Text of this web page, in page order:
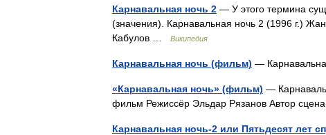
Карнавальная ночь 2 — У этого термина
(значения). Карнавальная ночь 2 (1996 г.)
Кабулов …
Википедия
Карнавальная ночь (фильм) —
«Карнавальная ночь» (фильм) —
фильм Режиссёр Эльдар Рязанов Автор
Карнавальная ночь-2 или Пятьдесят лет